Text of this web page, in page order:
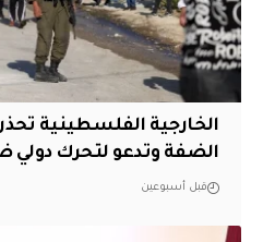
الخارجية الفلسطينية
الضفة وتدعو لتحرك دولي
قبل أسبوعين